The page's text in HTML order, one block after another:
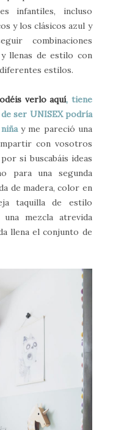
infantiles, incluso
y los clásicos azul y
combinaciones
llenas de estilo con
estilos.
verlo aquí, tiene
ser UNISEX podría
y me pareció una
con vosotros
si buscabáis ideas
para una segunda
de madera, color en
taquilla de estilo
mezcla atrevida
llena el conjunto de